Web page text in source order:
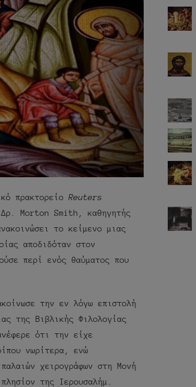
πρακτορείο Reuters
Morton Smith, καθηγητής
το κείμενο μιας
αποδιδόταν στον
περί ενός θαύματος που
την εν λόγω επιστολή
της Βιβλικής Φιλολογίας
ότι την είχε
νωρίτερα, ενώ
χειρογράφων στη Μονή
της Ιερουσαλήμ.